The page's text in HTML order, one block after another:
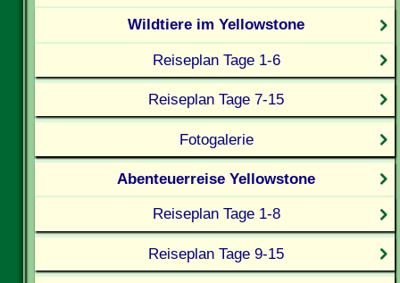
Wildtiere im Yellowstone
Reiseplan Tage 1-6
Reiseplan Tage 7-15
Fotogalerie
Abenteuerreise Yellowstone
Reiseplan Tage 1-8
Reiseplan Tage 9-15